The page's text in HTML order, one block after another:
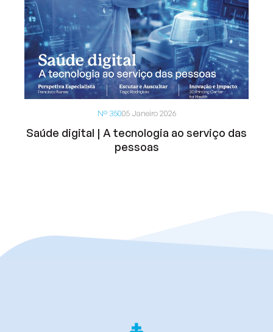
Nº 35005 Janeiro 2026
Saúde digital | A tecnologia ao serviço das
pessoas